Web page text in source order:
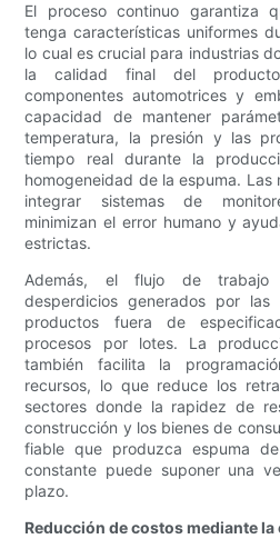
El proceso continuo garantiza
tenga características uniformes
lo cual es crucial para industrias
la calidad final del
componentes automotrices y
capacidad de mantener
temperatura, la presión y las
tiempo real durante la
homogeneidad de la espuma. Las
integrar sistemas de
minimizan el error humano y
estrictas.
Además, el flujo de trabajo
desperdicios generados por
productos fuera de
procesos por lotes. La
también facilita la
recursos, lo que reduce los
sectores donde la rapidez de
construcción y los bienes de
fiable que produzca espuma
constante puede suponer una
plazo.
Reducción de costos mediante